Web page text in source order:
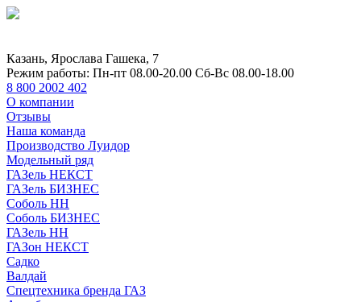
Казань, Ярослава Гашека, 7
Режим работы: Пн-пт 08.00-20.00 Сб-Вс 08.00-18.00
8 800 2002 402
О компании
Отзывы
Наша команда
Производство Луидор
Модельный ряд
ГАЗель НЕКСТ
ГАЗель БИЗНЕС
Соболь НН
Соболь БИЗНЕС
ГАЗель НН
ГАЗон НЕКСТ
Садко
Валдай
Спецтехника бренда ГАЗ